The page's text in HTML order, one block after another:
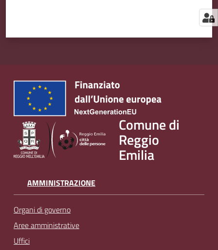
Comune di
Reggio
Emilia
AMMINISTRAZIONE
Organi di governo
Aree amministrative
Uffici